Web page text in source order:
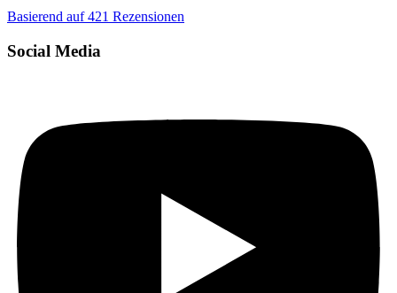
Basierend auf421 Rezensionen
Social Media